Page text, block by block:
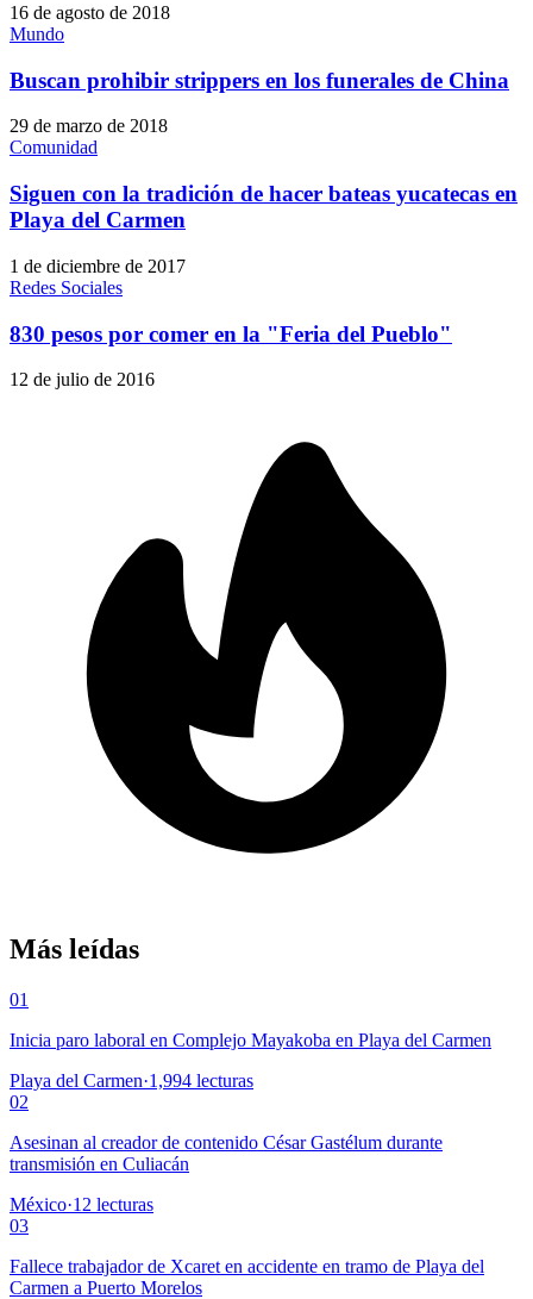
16 de agosto de 2018
Mundo
Buscan prohibir strippers en los funerales de China
29 de marzo de 2018
Comunidad
Siguen con la tradición de hacer bateas yucatecas en
Playa del Carmen
1 de diciembre de 2017
Redes Sociales
830 pesos por comer en la "Feria del Pueblo"
12 de julio de 2016
Más leídas
01
Inicia paro laboral en Complejo Mayakoba en Playa del Carmen
Playa del Carmen·1,994 lecturas
02
Asesinan al creador de contenido César Gastélum durante
transmisión en Culiacán
México·12 lecturas
03
Fallece trabajador de Xcaret en accidente en tramo de Playa del
Carmen a Puerto Morelos